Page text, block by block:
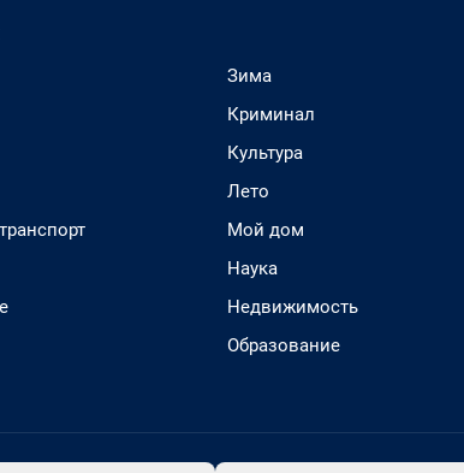
Зима
Криминал
Культура
Лето
Мой дом
Наука
Недвижимость
Образование